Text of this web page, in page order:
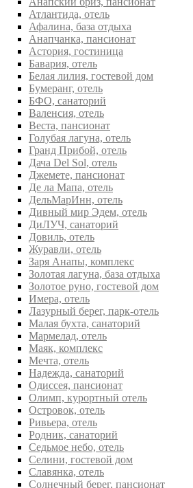
Атлантида, отель
Афалина, база отдыха
Анапчанка, пансионат
Астория, гостиница
Бавария, отель
Белая лилия, гостевой дом
Бумеранг, отель
БФО, санаторий
Валенсия, отель
Веста, пансионат
Голубая лагуна, отель
Гранд Прибой, отель
Дача Del Sol, отель
Джемете, пансионат
Де ла Мапа, отель
ДельМарИнн, отель
Дивный мир Эдем, отель
ДиЛУЧ, санаторий
Довиль, отель
Журавли, отель
Заря Анапы, комплекс
Золотая лагуна, база отдыха
Золотое руно, гостевой дом
Имера, отель
Лазурный берег, парк-отель
Малая бухта, санаторий
Мармелад, отель
Маяк, комплекс
Мечта, отель
Надежда, санаторий
Одиссея, пансионат
Олимп, курортный отель
Островок, отель
Ривьера, отель
Родник, санаторий
Седьмое небо, отель
Селини, гостевой дом
Славянка, отель
Солнечный берег, пансионат